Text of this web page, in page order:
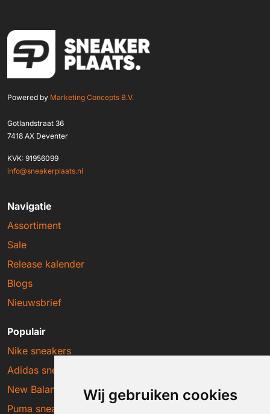
Wij gebruiken cookies
Powered by Marketing Concepts B.V.
Gotlandstraat 36
7418 AX Deventer
KVK: 91956099
info@sneakerplaats.nl
Navigatie
Assortiment
Sale
Release kalender
Blogs
Nieuwsbrief
Populair
Nike sneakers
Adidas sneakers
New Balance sneakers
Puma sneakers